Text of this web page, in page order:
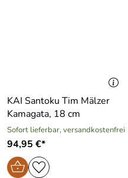
KAI Santoku Tim Mälzer
Kamagata, 18 cm
Sofort lieferbar, versandkostenfrei
94,95 €*